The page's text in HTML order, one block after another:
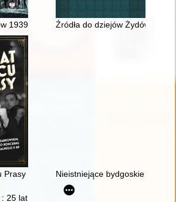
1939 : słownik biograficzny pilotów
Źródła do dziejów Żydów na
Prasy : opowieść o Marianie Dąbrowskim,
Nieistniejące bydgoskie
: 25 lat